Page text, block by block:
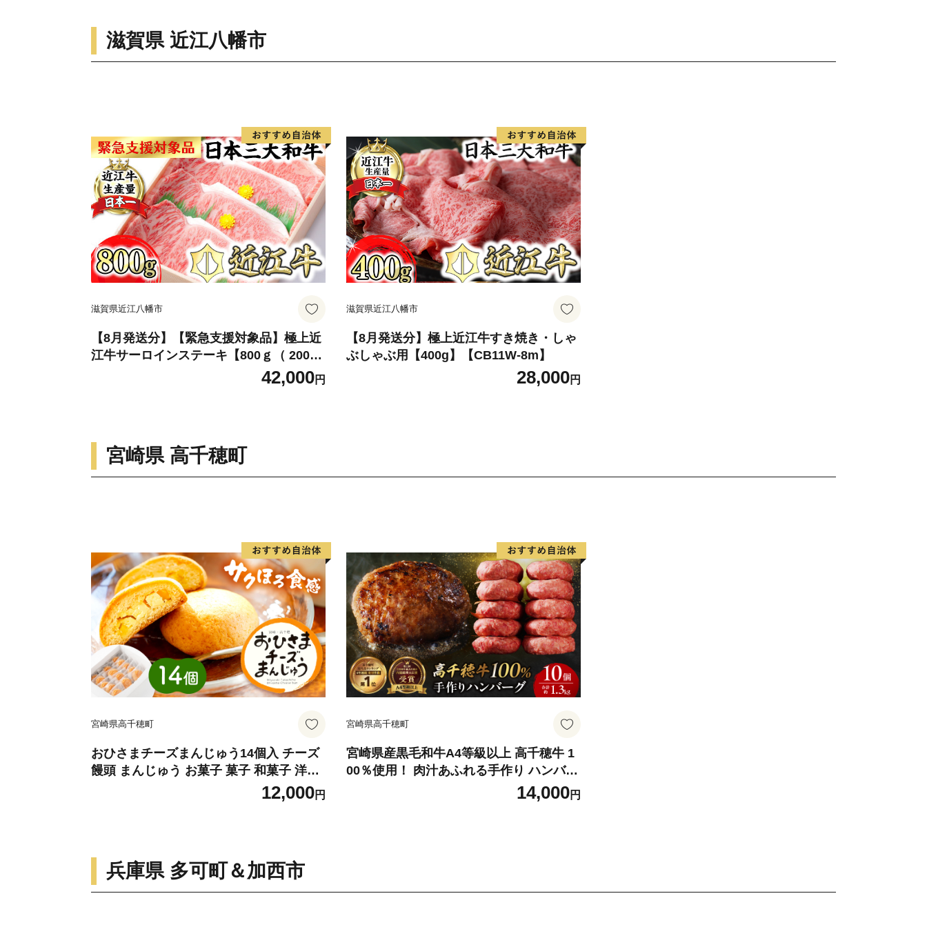
滋賀県 近江八幡市
滋賀県近江八幡市
【8月発送分】【緊急支援対象品】極上近
江牛サーロインステーキ【800ｇ（ 200ｇ
42,000円
滋賀県近江八幡市
【8月発送分】極上近江牛すき焼き・しゃ
ぶしゃぶ用【400g】【CB11W-8m】
28,000円
宮崎県 高千穂町
宮崎県高千穂町
おひさまチーズまんじゅう14個入 チーズ
饅頭 まんじゅう お菓子 菓子 和菓子 洋菓
子 デザート スイーツ 手土産 おすそ分け
贈答 贈答用 贈り物 ギフト プレゼント 個
10
12,000円
宮崎県高千穂町
宮崎県産黒毛和牛A4等級以上 高千穂牛 1
00％使用！ 肉汁あふれる手作り ハンバー
グ 合計10個 2個入×5パック 計1.3kg 高千
穂牛 高千穂牛ハンバーグ 和牛ハンバーグ
02-061
14,000円
兵庫県 多可町＆加西市